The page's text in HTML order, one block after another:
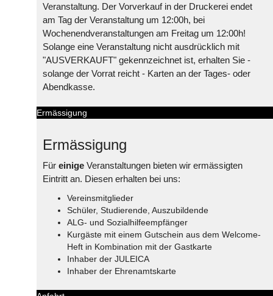
Veranstaltung. Der Vorverkauf in der Druckerei endet
am Tag der Veranstaltung um 12:00h, bei
Wochenendveranstaltungen am Freitag um 12:00h!
Solange eine Veranstaltung nicht ausdrücklich mit
"AUSVERKAUFT" gekennzeichnet ist, erhalten Sie -
solange der Vorrat reicht - Karten an der Tages- oder
Abendkasse.
Ermässigung
Ermässigung
Für einige Veranstaltungen bieten wir ermässigten
Eintritt an. Diesen erhalten bei uns:
Vereinsmitglieder
Schüler, Studierende, Auszubildende
ALG- und Sozialhilfeempfänger
Kurgäste mit einem Gutschein aus dem Welcome-
Heft in Kombination mit der Gastkarte
Inhaber der JULEICA
Inhaber der Ehrenamtskarte